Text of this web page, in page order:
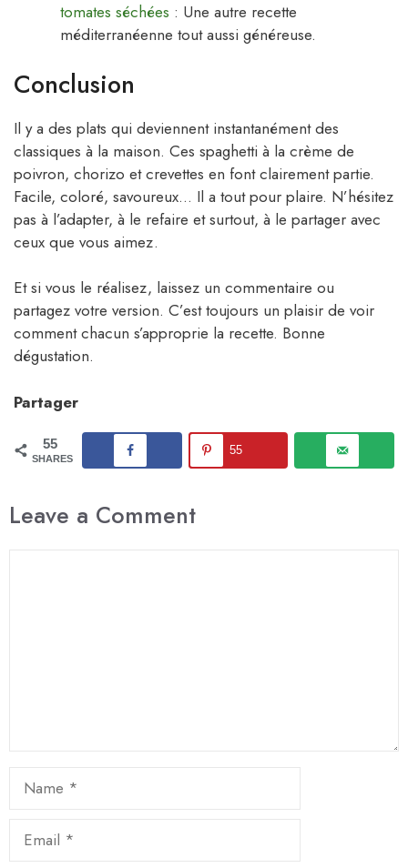
tomates séchées : Une autre recette
méditerranéenne tout aussi généreuse.
Conclusion
Il y a des plats qui deviennent instantanément des
classiques à la maison. Ces spaghetti à la crème de
poivron, chorizo et crevettes en font clairement partie.
Facile, coloré, savoureux… Il a tout pour plaire. N’hésitez
pas à l’adapter, à le refaire et surtout, à le partager avec
ceux que vous aimez.
Et si vous le réalisez, laissez un commentaire ou
partagez votre version. C’est toujours un plaisir de voir
comment chacun s’approprie la recette. Bonne
dégustation.
Partager
55
SHARES
55
Leave a Comment